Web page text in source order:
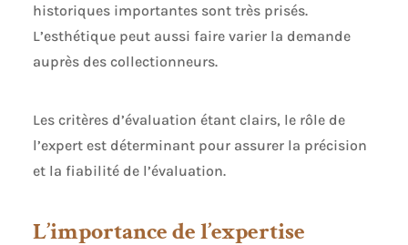
historiques importantes sont très prisés.
L’esthétique peut aussi faire varier la demande
auprès des collectionneurs.
Les critères d’évaluation étant clairs, le rôle de
l’expert est déterminant pour assurer la précision
et la fiabilité de l’évaluation.
L’importance de l’expertise